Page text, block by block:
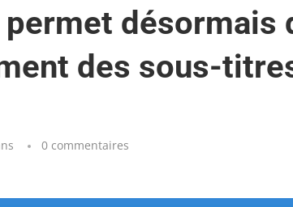
désormais
des sous-
0 commentaires